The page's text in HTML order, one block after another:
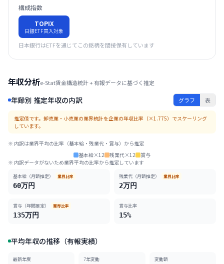
構成指数
TOPIX
日銀ETF買入対象
日本銀行はETFを通じてこの銘柄を間接保有しています
年収分析e-Stat賃金構造統計 + 有報データに基づく推定
年齢別 推定年収の内訳 グラフ 表
推定値です。 卸売業・小売業の業界統計を企業の年収比率（×1.775）でスケーリング
しています。
※ 内訳は業界平均の比率（基本給・残業代・賞与）から推定
基本給×12
残業代×12
賞与
※ 内訳データがないため業界平均の比率から推定しています
基本給（月額推定） 業界比率
60万円
残業代（月額推定） 業界比率
2万円
賞与（年間推定） 業界比率
135万円
賞与比率
15%
平均年収の推移（有報実績）
最新年度 7年変動 変動額